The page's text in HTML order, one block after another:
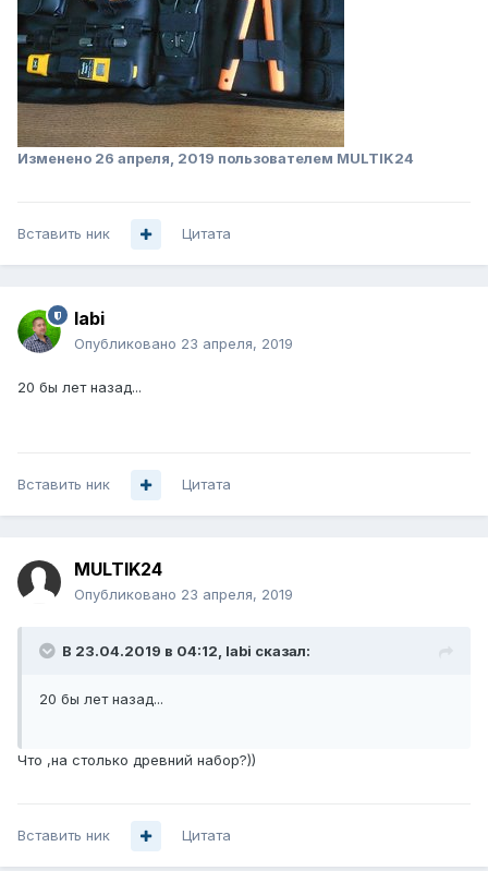
Изменено 26 апреля, 2019 пользователем MULTIK24
Вставить ник Цитата
labi
Опубликовано 23 апреля, 2019
20 бы лет назад...
Вставить ник Цитата
MULTIK24
Опубликовано 23 апреля, 2019
В 23.04.2019 в 04:12, labi сказал:
20 бы лет назад...
Что ,на столько древний набор?))
Вставить ник Цитата